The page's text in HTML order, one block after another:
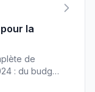
la
de
: du budget
nos